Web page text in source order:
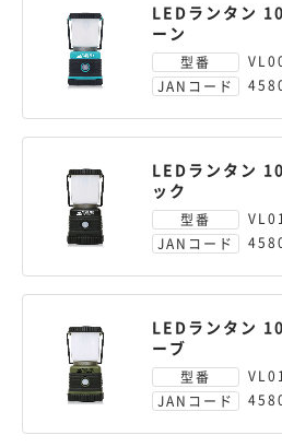
LEDランタン
ーン
型番
JANコード
LEDランタン
ック
型番
JANコード
LEDランタン
ーブ
型番
JANコード